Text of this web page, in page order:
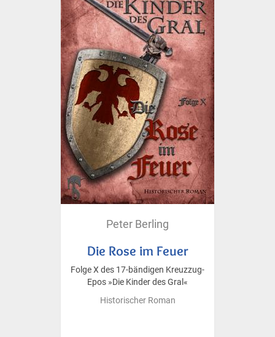
Peter Berling
Die Rose im Feuer
Folge X des 17-bändigen Kreuzzug-
Epos »Die Kinder des Gral«
Historischer Roman